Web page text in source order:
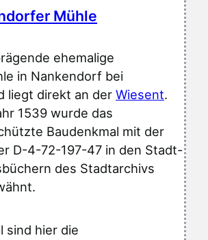
Mühle
ehemalige
in Nankendorf bei
liegt direkt an der Wiesent.
1539 wurde das
Baudenkmal mit der
D-4-72-197-47 in den Stadt-
des Stadtarchivs
sind hier die